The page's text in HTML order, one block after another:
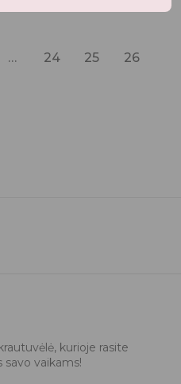
… 24 25 26
kurioje rasite
savo vaikams!